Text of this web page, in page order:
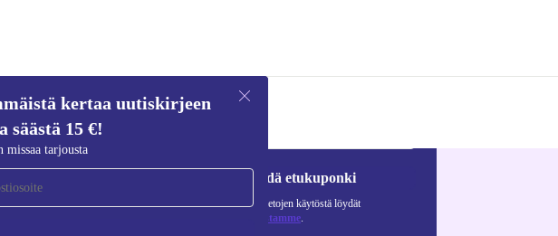
kertaa uutiskirjeen
säästä 15 €!
missaa tarjousta
uutiskirjeen
Pyydä etukuponki
Lisätietoja henkilötietojen käytöstä löydät
tietosuojaselosteestamme.